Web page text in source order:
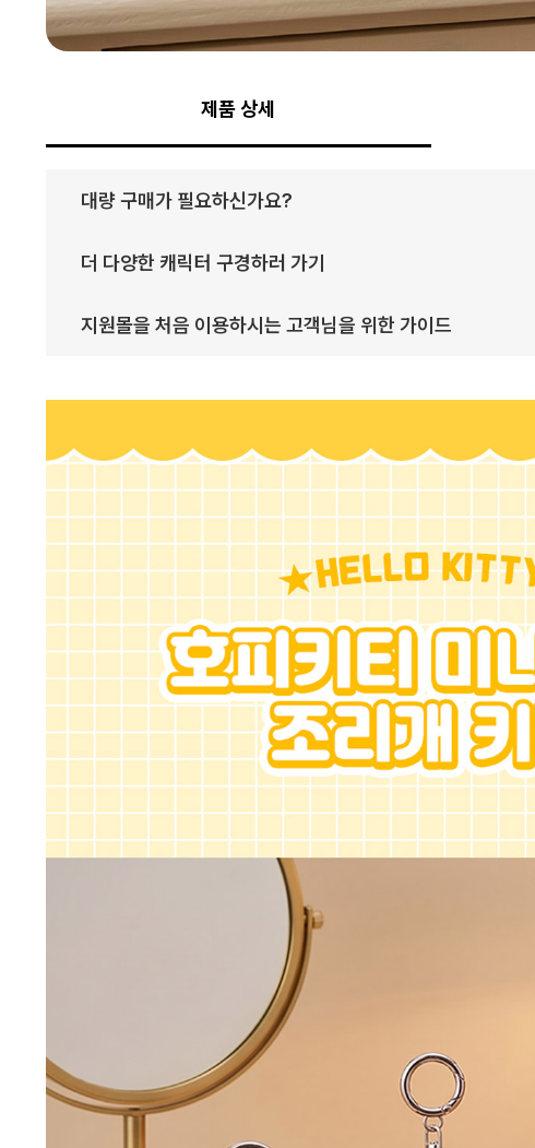
제품 상세
대량 구매가 필요하신가요?
더 다양한 캐릭터 구경하러 가기
지원몰을 처음 이용하시는 고객님을 위한 가이드